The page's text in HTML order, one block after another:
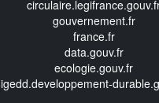
gouvernement.fr
france.fr
data.gouv.fr
ecologie.gouv.fr
igedd.developpement-